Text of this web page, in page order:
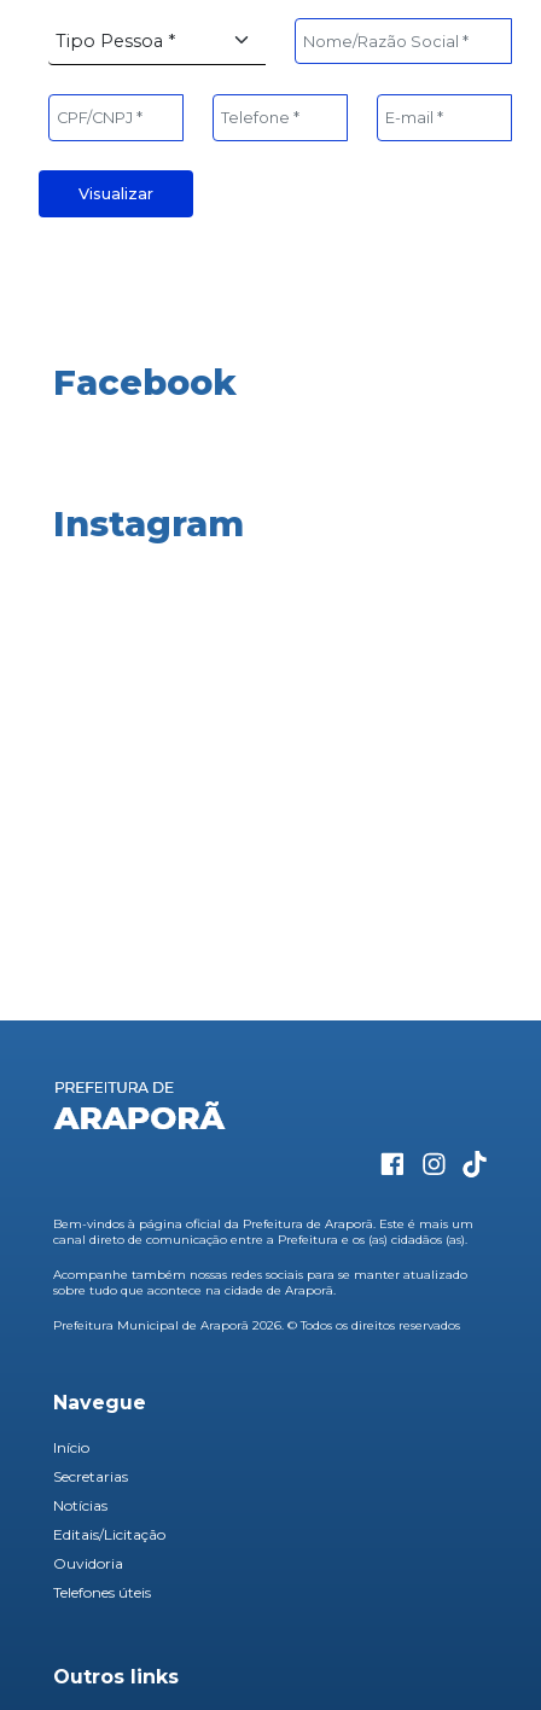
Visualizar
Facebook
Instagram
Bem-vindos à página oficial da Prefeitura de Araporã. Este é mais um
canal direto de comunicação entre a Prefeitura e os (as) cidadãos (as).
Acompanhe também nossas redes sociais para se manter atualizado
sobre tudo que acontece na cidade de Araporã.
Prefeitura Municipal de Araporã 2026. © Todos os direitos reservados
Navegue
Início
Secretarias
Notícias
Editais/Licitação
Ouvidoria
Telefones úteis
Outros links